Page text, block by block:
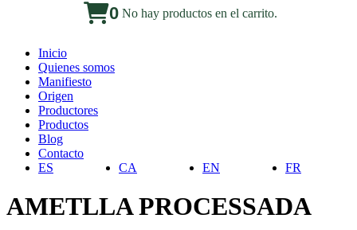
0 No hay productos en el carrito.
Inicio
Quienes somos
Manifiesto
Origen
Productores
Productos
Blog
Contacto
ES
CA EN FR
AMETLLA PROCESSADA